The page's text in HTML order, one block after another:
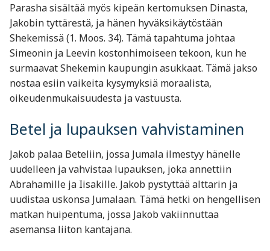
Parasha sisältää myös kipeän kertomuksen Dinasta,
Jakobin tyttärestä, ja hänen hyväksikäytöstään
Shekemissä (1. Moos. 34). Tämä tapahtuma johtaa
Simeonin ja Leevin kostonhimoiseen tekoon, kun he
surmaavat Shekemin kaupungin asukkaat. Tämä jakso
nostaa esiin vaikeita kysymyksiä moraalista,
oikeudenmukaisuudesta ja vastuusta.
Betel ja lupauksen vahvistaminen
Jakob palaa Beteliin, jossa Jumala ilmestyy hänelle
uudelleen ja vahvistaa lupauksen, joka annettiin
Abrahamille ja Iisakille. Jakob pystyttää alttarin ja
uudistaa uskonsa Jumalaan. Tämä hetki on hengellisen
matkan huipentuma, jossa Jakob vakiinnuttaa
asemansa liiton kantajana.